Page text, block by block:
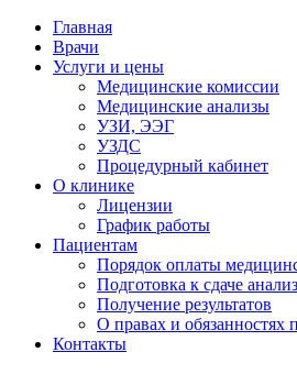
Главная
Врачи
Услуги и цены
Медицинские комиссии
Медицинские анализы
УЗИ, ЭЭГ
УЗДС
Процедурный кабинет
О клинике
Лицензии
График работы
Пациентам
Порядок оплаты
Подготовка к сдаче
Получение результатов
О правах и обязанностях
Контакты